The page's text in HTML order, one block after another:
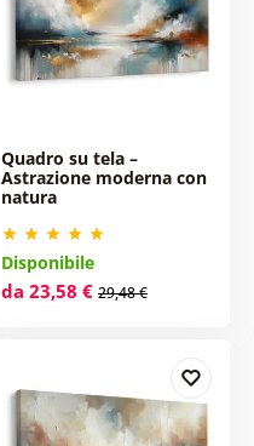
Quadro su tela –
Astrazione moderna con
natura
Disponibile
da 23,58 € 29,48 €